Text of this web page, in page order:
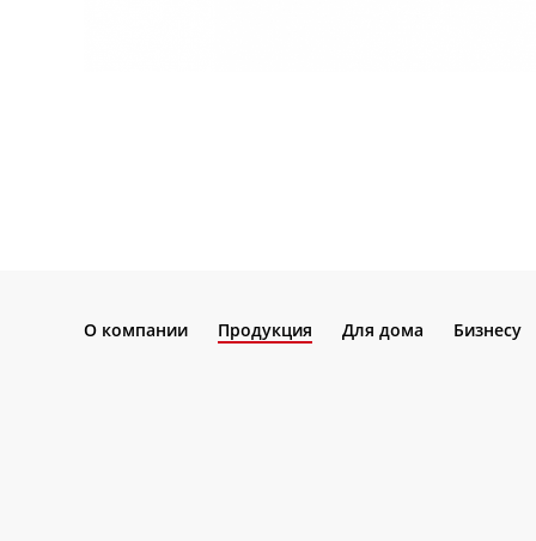
О компании Продукция Для дома Бизнесу